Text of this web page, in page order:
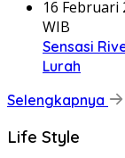
16 Februari
WIB
Sensasi
Lurah
Selengkapnya
Life Style